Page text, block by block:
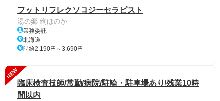
フットリフレクソロジーセラピスト
湯の郷 絢ほのか
業務委託
北海道
時給2,190円～3,690円
NEW
臨床検査技師/常勤/病院/駐輪・駐車場あり/残業10時
間以内